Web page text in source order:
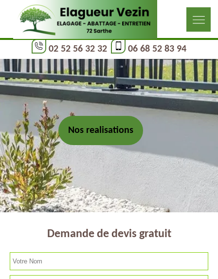
02 52 56 32 32 06 68 52 83 94
Nos realisations
Demande de devis gratuit